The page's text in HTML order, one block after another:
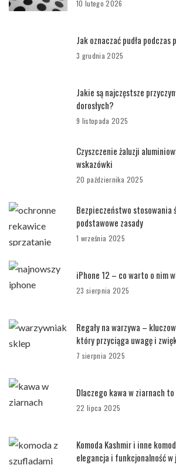
10 lutego 2026
Jak oznaczać pudła
3 grudnia 2025
Jakie są najczęstsze
dorosłych?
9 listopada 2025
Czyszczenie żaluzji
wskazówki
20 października 2025
Bezpieczeństwo
podstawowe zasady
1 września 2025
iPhone 12 – co warto o nim
23 sierpnia 2025
Regały na warzywa –
który przyciąga uwagę i
7 sierpnia 2025
Dlaczego kawa w ziarnach
22 lipca 2025
Komoda Kashmir i inne
elegancja i funkcjonalność w